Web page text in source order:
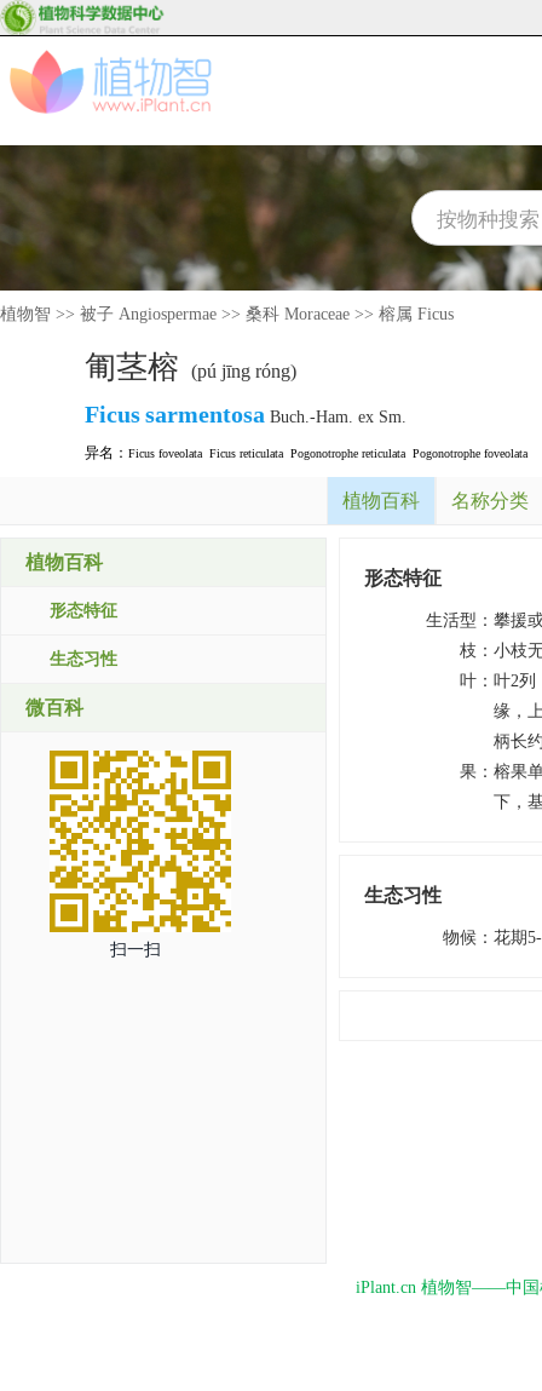
植物智 >> 被子 Angiospermae >> 桑科 Moraceae >> 榕属 Ficus
匍茎榕 (pú jīng róng)
Ficussarmentosa Buch.-Ham. ex Sm.
异名： Ficus foveolata Ficus reticulata Pogonotrophe reticulata Pogonotrophe foveolata
植物百科 名称分类
植物百科
形态特征
生态习性
微百科
扫一扫
形态特征
生活型 ： 攀援
枝 ： 小枝
叶 ： 叶2列
缘，
柄长
果 ： 榕果
下，
生态习性
物候 ： 花期
iPlant.cn 植物智——中国